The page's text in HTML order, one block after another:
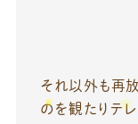
それ以外も再
のを観たりテ